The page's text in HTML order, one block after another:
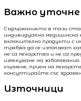
Важно
Съдържанието в тази
индивидуална
включително продукти с
трябва да се използват
не са лекарства и не са
излекуване на
кърмене, прием на
консултирайте със
Източници